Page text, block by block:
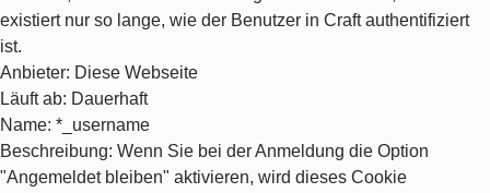
existiert nur so lange, wie der Benutzer in Craft authentifiziert
ist.
Anbieter: Diese Webseite
Läuft ab: Dauerhaft
Name: *_username
Beschreibung: Wenn Sie bei der Anmeldung die Option
"Angemeldet bleiben" aktivieren, wird dieses Cookie